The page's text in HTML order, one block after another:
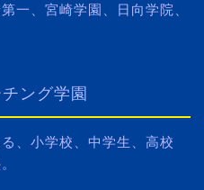
一、宮崎学園、日向学院、
ング学園
、小学校、中学生、高校